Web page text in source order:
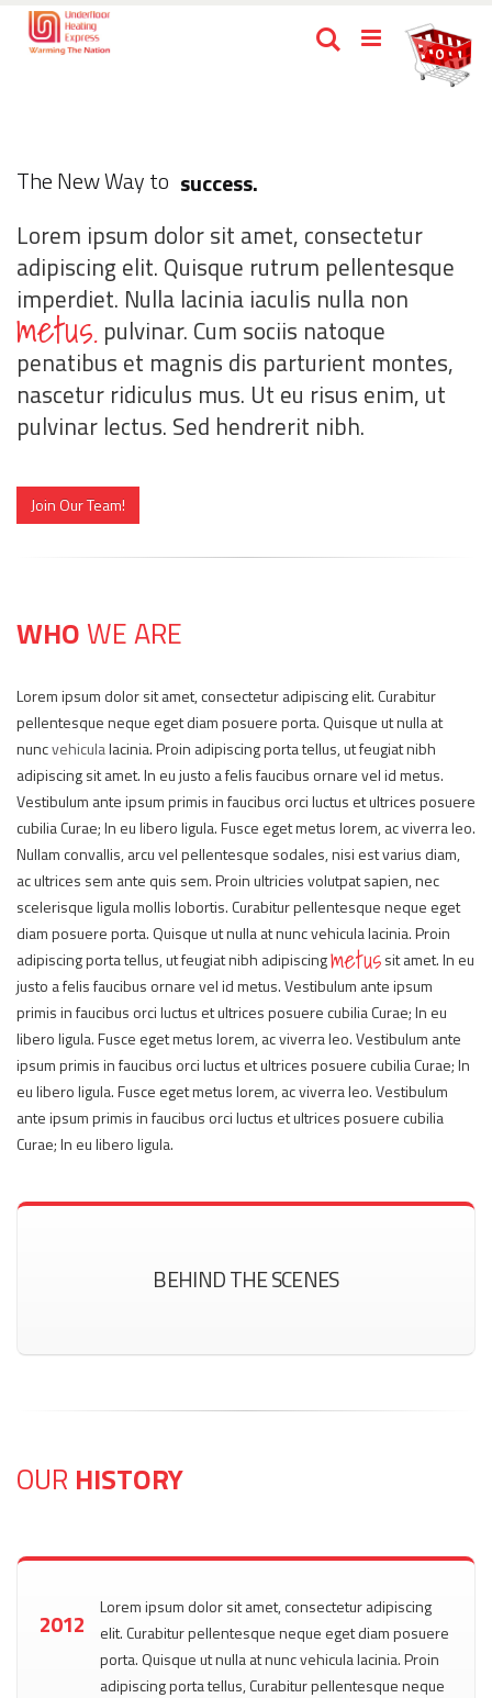
Skip
to
Content
0items
Search
The New Way to success.
progress.
success.
Lorem ipsum dolor sit amet, consectetur
adipiscing elit. Quisque rutrum pellentesque
imperdiet. Nulla lacinia iaculis nulla non
metus. pulvinar. Cum sociis natoque
penatibus et magnis dis parturient montes,
nascetur ridiculus mus. Ut eu risus enim, ut
pulvinar lectus. Sed hendrerit nibh.
Join Our Team!
WHOWE ARE
Lorem ipsum dolor sit amet, consectetur adipiscing elit. Curabitur
pellentesque neque eget diam posuere porta. Quisque ut nulla at
nuncvehiculalacinia. Proin adipiscing porta tellus, ut feugiat nibh
adipiscing sit amet. In eu justo a felis faucibus ornare vel id metus.
Vestibulum ante ipsum primis in faucibus orci luctus et ultrices posuere
cubilia Curae; In eu libero ligula. Fusce eget metus lorem, ac viverra leo.
Nullam convallis, arcu vel pellentesque sodales, nisi est varius diam,
ac ultrices sem ante quis sem. Proin ultricies volutpat sapien, nec
scelerisque ligula mollis lobortis. Curabitur pellentesque neque eget
diam posuere porta. Quisque ut nulla at nunc vehicula lacinia. Proin
adipiscing porta tellus, ut feugiat nibh adipiscingmetussit amet. In eu
justo a felis faucibus ornare vel id metus. Vestibulum ante ipsum
primis in faucibus orci luctus et ultrices posuere cubilia Curae; In eu
libero ligula. Fusce eget metus lorem, ac viverra leo. Vestibulum ante
ipsum primis in faucibus orci luctus et ultrices posuere cubilia Curae; In
eu libero ligula. Fusce eget metus lorem, ac viverra leo. Vestibulum
ante ipsum primis in faucibus orci luctus et ultrices posuere cubilia
Curae; In eu libero ligula.
BEHIND THE SCENES
OUR HISTORY
2012
Lorem ipsum dolor sit amet, consectetur adipiscing
elit. Curabitur pellentesque neque eget diam posuere
porta. Quisque ut nulla at nunc vehicula lacinia. Proin
adipiscing porta tellus, Curabitur pellentesque neque